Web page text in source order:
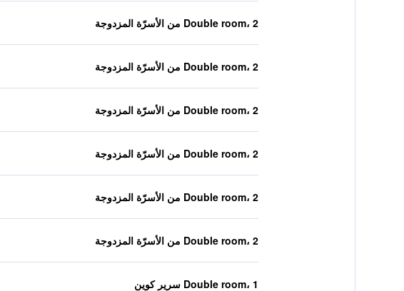
Double room، 2 من الأسرّة المزدوجة
Double room، 2 من الأسرّة المزدوجة
Double room، 2 من الأسرّة المزدوجة
Double room، 2 من الأسرّة المزدوجة
Double room، 2 من الأسرّة المزدوجة
Double room، 2 من الأسرّة المزدوجة
Double room، 1 سرير كوين